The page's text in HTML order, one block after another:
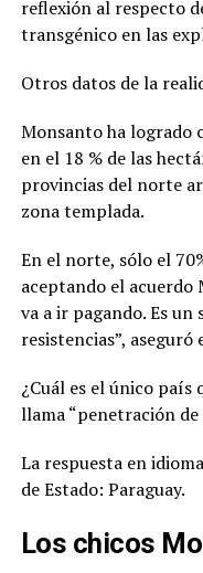
reflexión al respecto
transgénico en las
Otros datos de la
Monsanto ha logrado
en el 18 % de las
provincias del norte
zona templada.
En el norte, sólo el
aceptando el acuerdo
va a ir pagando. Es un
resistencias”,
¿Cuál es el único país
llama “penetración
La respuesta en
de Estado: Paraguay.
Los chicos